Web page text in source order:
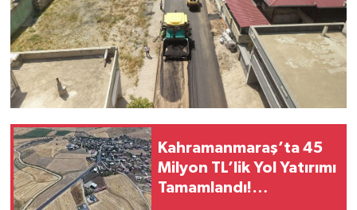
Kahramanmaraş’ta 45
Milyon TL’lik Yol Yatırımı
Tamamlandı!
HEDEF2020
OTOMOBİL
MİZAH
TARİH
Genel